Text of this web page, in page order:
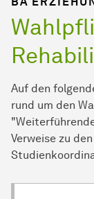
Auf den
rund um den
Verweise zu